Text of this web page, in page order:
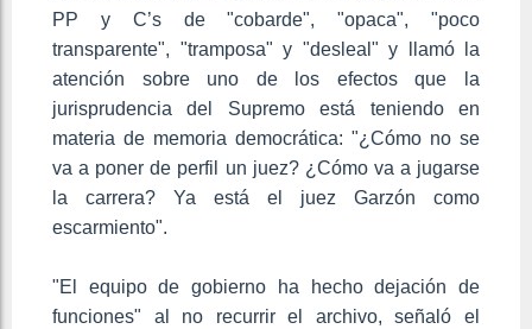
PP y C’s de "cobarde", "opaca", "poco
transparente", "tramposa" y "desleal" y llamó la
atención sobre uno de los efectos que la
jurisprudencia del Supremo está teniendo en
materia de memoria democrática: "¿Cómo no se
va a poner de perfil un juez? ¿Cómo va a jugarse
la carrera? Ya está el juez Garzón como
escarmiento".
"El equipo de gobierno ha hecho dejación de
funciones" al no recurrir el archivo, señaló el